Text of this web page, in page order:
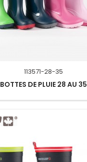
113571-28-35
BOTTES DE PLUIE 28 AU 35